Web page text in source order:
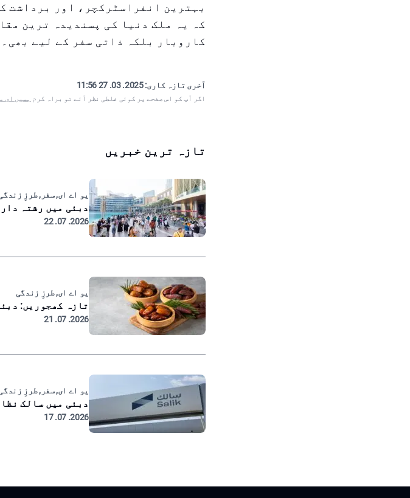
بہترین انفراسٹرکچر، اور برداشت
کہ یہ ملک دنیا کی پسندیدہ ترین
کاروبار بلکہ ذاتی سفر کے لیے بھی۔
آخری تازہ کاری:2025. 03. 27 11:56
اگر آپ کو اس صفحے پر کوئی غلطی نظر آئے تو براہ کرم ہمیں ای
تازہ ترین خبریں
یو اے ای, سفر, طرزِ
دبئی میں رشتہ
2026. 07. 22
یو اے ای, طرزِ زندگی
تازہ کھجوریں:
2026. 07. 21
یو اے ای, سفر, طرزِ
دبئی میں سالک نظام میں ۲۱،۰۰۰
2026. 07. 17